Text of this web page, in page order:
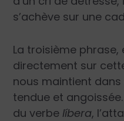
s’achève sur une
La troisième
directement sur
nous maintient
tendue et
du verbe líbera,